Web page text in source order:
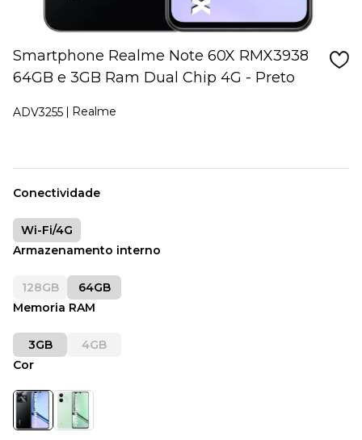
Smartphone Realme Note 60X RMX3938
64GB e 3GB Ram Dual Chip 4G - Preto
ADV3255 Realme
Conectividade
Wi-Fi/4G
Armazenamento interno
128GB
64GB
Memoria RAM
3GB
4GB
Cor